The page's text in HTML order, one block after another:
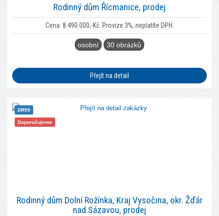
Rodinný dům Řícmanice, prodej
Cena: 8.490.000,-Kč. Provize 3%, neplatíte DPH.
osobní 30 obrázků
Přejít na detail
DR99
Doporučujeme
Rodinný dům Dolní Rožínka, Kraj Vysočina, okr. Žďár
nad Sázavou, prodej